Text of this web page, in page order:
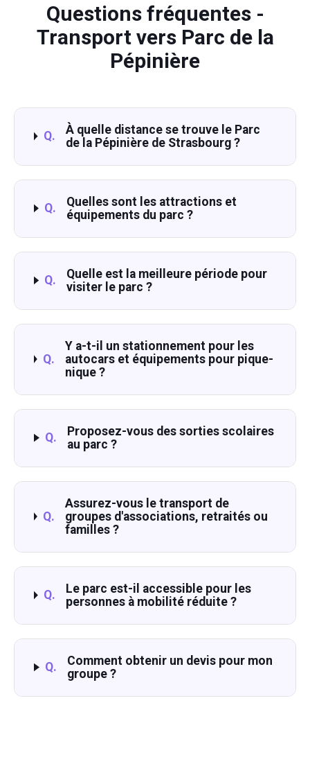
Questions fréquentes -
Transport vers Parc de la
Pépinière
Q.
À quelle distance se trouve le Parc
de la Pépinière de Strasbourg ?
Q.
Quelles sont les attractions et
équipements du parc ?
Q.
Quelle est la meilleure période pour
visiter le parc ?
Q.
Y a-t-il un stationnement pour les
autocars et équipements pour pique-
nique ?
Q.
Proposez-vous des sorties scolaires
au parc ?
Q.
Assurez-vous le transport de
groupes d'associations, retraités ou
familles ?
Q.
Le parc est-il accessible pour les
personnes à mobilité réduite ?
Q.
Comment obtenir un devis pour mon
groupe ?